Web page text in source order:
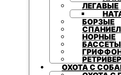
ЛЕГАВЫЕ
БОРЗЫЕ
НОРНЫЕ
БАССЕТЫ
ОХОТА С